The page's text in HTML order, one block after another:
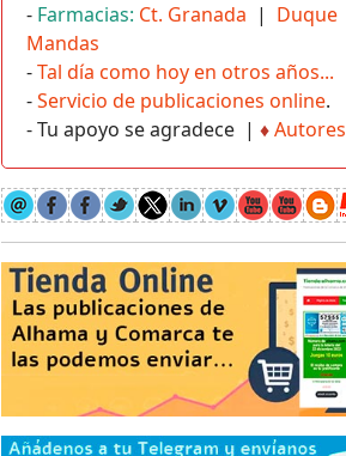
- Farmacias: Ct. Granada | Duque
Mandas
-Tal día como hoy en otros años...
-Servicio de publicaciones online.
- Tu apoyo se agradece | ♦Autores